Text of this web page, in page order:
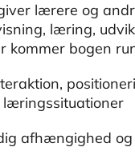
lærere og
læring,
kommer bogen
læringssituationer
afhængighed